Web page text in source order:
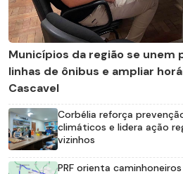
Municípios da região se unem
linhas de ônibus e ampliar
Cascavel
Corbélia reforça
climáticos e lidera ação
vizinhos
PRF orienta